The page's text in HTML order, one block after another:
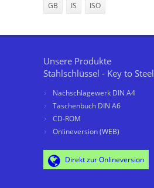
GB IS ISO
Unsere Produkte
Stahlschlüssel - Key to Steel
Nachschlagewerk DIN A4
Taschenbuch DIN A6
CD-ROM
Onlineversion (WEB)
Direkt zur Onlineversion